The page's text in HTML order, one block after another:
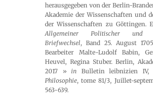
herausgegeben von der Berlin-
Akademie der Wissenschaften und
der Wissenschaften zu Göttingen.
Allgemeiner Politischer und
Briefwechsel, Band 25. August
Bearbeiter Malte-Ludolf Babin,
Heuvel, Regina Stuber. Berlin,
2017 »in Bulletin leibnizien
Philosophie, tome 81/3, Juillet-
563-639.